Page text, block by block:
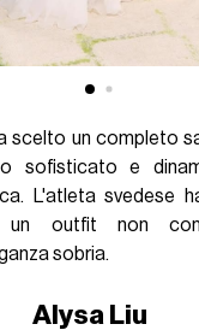
scelto un completo
sofisticato e
L'atleta svedese
un outfit non
sobria.
Alysa Liu